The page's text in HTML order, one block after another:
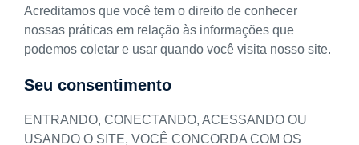
Acreditamos que você tem o direito de conhecer
nossas práticas em relação às informações que
podemos coletar e usar quando você visita nosso site.
Seu consentimento
ENTRANDO, CONECTANDO, ACESSANDO OU
USANDO O SITE, VOCÊ CONCORDA COM OS